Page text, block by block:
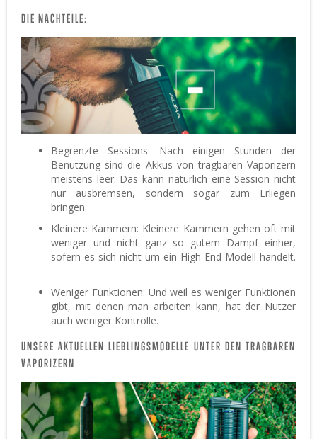
DIE NACHTEILE:
Begrenzte Sessions: Nach einigen Stunden der
Benutzung sind die Akkus von tragbaren Vaporizern
meistens leer. Das kann natürlich eine Session nicht
nur ausbremsen, sondern sogar zum Erliegen
bringen.
Kleinere Kammern: Kleinere Kammern gehen oft mit
weniger und nicht ganz so gutem Dampf einher,
sofern es sich nicht um ein High-End-Modell handelt.
Weniger Funktionen: Und weil es weniger Funktionen
gibt, mit denen man arbeiten kann, hat der Nutzer
auch weniger Kontrolle.
UNSERE AKTUELLEN LIEBLINGSMODELLE UNTER DEN TRAGBAREN
VAPORIZERN